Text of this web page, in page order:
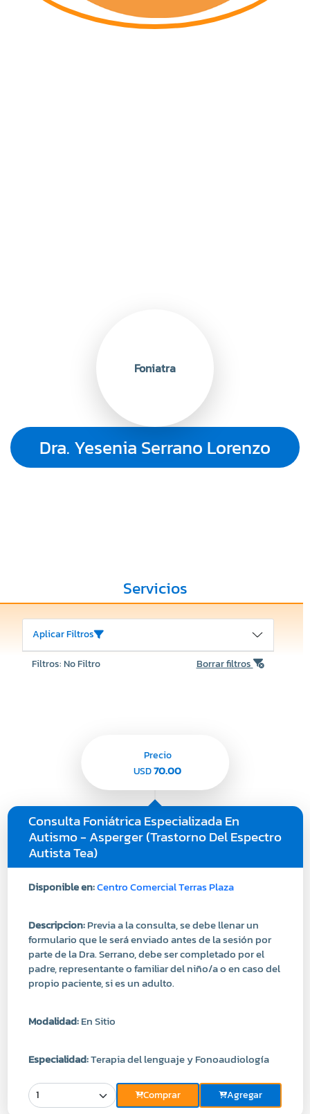
Dra. Yesenia Serrano Lorenzo
Foniatra
Servicios
Aplicar Filtros
Filtros: No Filtro Borrar filtros
Consulta Foniátrica Especializada En
Autismo - Asperger (Trastorno Del Espectro
Autista Tea)
Disponible en:Centro Comercial Terras Plaza
Descripcion:Previa a la consulta, se debe llenar un
formulario que le será enviado antes de la sesión por
parte de la Dra. Serrano, debe ser completado por el
padre, representante o familiar del niño/a o en caso del
propio paciente, si es un adulto.
Modalidad:En Sitio
Especialidad:Terapia del lenguaje y Fonoaudiología
Comprar Agregar
Precio
USD70.00